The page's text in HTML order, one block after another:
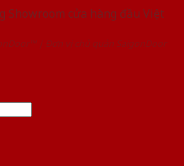
Showroom cửa hàng đầu Việt
| Đơn vị chủ quản SaigonDoor